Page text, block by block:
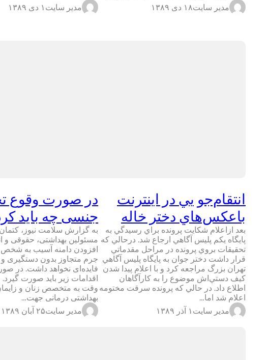
مدیر سایت۱۸ دی ۱۳۸۹
مدیر سایت ۱ دی ۱۳۸۹
انتقام‌جو يي در اينترنت
باعكس‌هاي دختر خاله
بعد ازاعلام شکايت پرونده براي رسيدگي به
پايگاه يکم پليس آگاهي ارجاع شد. درحالي که
تحقيقات بروي پرونده در مراحل مقدماتي
قرار داشت دختر جوان به پايگاه پليس آگاهي
تهران بزرگ مراجعه کرد و با اعلام پيدا شدن
کيف دستي‌اش موضوع را به کارآگاهان
اطلاع داد. در حالي كه پرونده سرقت مختومه
اعلام شد اما…
مدیر سایت ۱ آذر ۱۳۸۹
در صورت وقوع
جنسی چه باید
به گزارش سلامت نیوز،
مسئولین بهداشتی، حقوقی و
افزودن دامنه آسیب به شخص
جرم متجاوز بدون دستگیری
فایده‌ای نخواهد داشت. در
وقت به متخصص زنان و
بهداشتی درمانی جهت…
مدیر سایت۲۵ آبان ۱۳۸۹